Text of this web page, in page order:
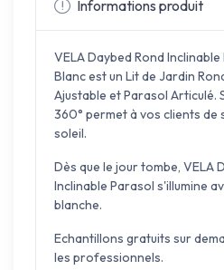
Informations produit
VELA Daybed Rond
Blanc est un Lit de Jardin
Ajustable et Parasol Articulé.
360° permet à vos clients de
soleil.
Dès que le jour tombe, VELA
Inclinable Parasol s'illumine
blanche.
Echantillons gratuits sur
les professionnels.